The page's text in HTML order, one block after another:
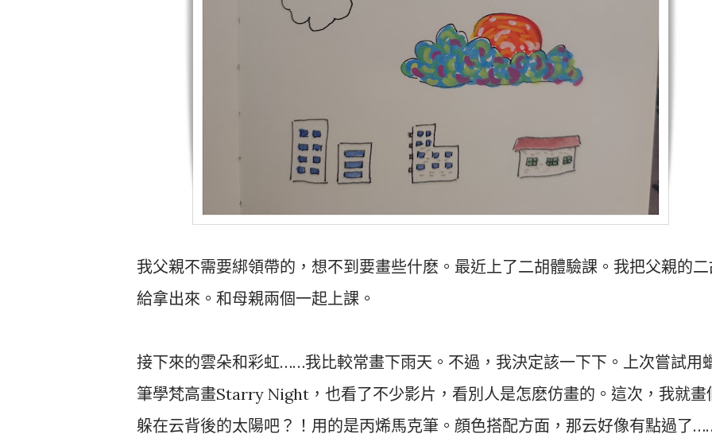
我父親不需要綁領帶的，想不到要畫些什麽。最近上了二胡體驗課。我把父親的
給拿出來。和母親兩個一起上課。
接下來的雲朵和彩虹……我比較常畫下雨天。不過，我決定該一下下。上次嘗試用
筆學梵高畫Starry Night，也看了不少影片，看別人是怎麽仿畫的。這次，我就畫
躲在云背後的太陽吧？！用的是丙烯馬克筆。顔色搭配方面，那云好像有點過了